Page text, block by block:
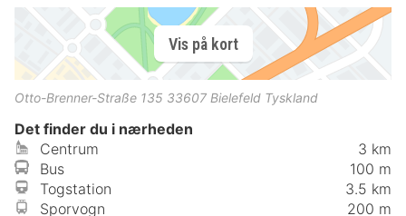
Vis på kort
Otto-Brenner-Straße 135 33607 Bielefeld Tyskland
Det finder du i nærheden
Centrum
3 km
Bus
100 m
Togstation
3.5 km
Sporvogn
200 m